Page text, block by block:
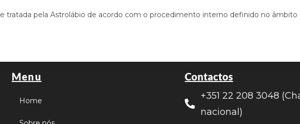
tratada pela Astrolábio de acordo com o procedimento interno definido no
Menu
Home
Contactos
+351 22 208 3048
nacional)